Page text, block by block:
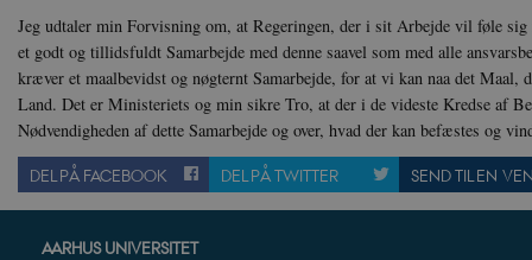
Jeg udtaler min Forvisning om, at Regeringen, der i sit Arbejde vil føle
et godt og tillidsfuldt Samarbejde med denne saavel som med alle
kræver et maalbevidst og nøgternt Samarbejde, for at vi kan naa det
Land. Det er Ministeriets og min sikre Tro, at der i de videste Kredse af
Nødvendigheden af dette Samarbejde og over, hvad der kan befæstes og
DEL PÅ FACEBOOK DEL PÅ TWITTER SEND TIL EN VEN
AARHUS UNIVERSITET
sp_t
sp_landing
JSESSIONID
CookieScriptConsent